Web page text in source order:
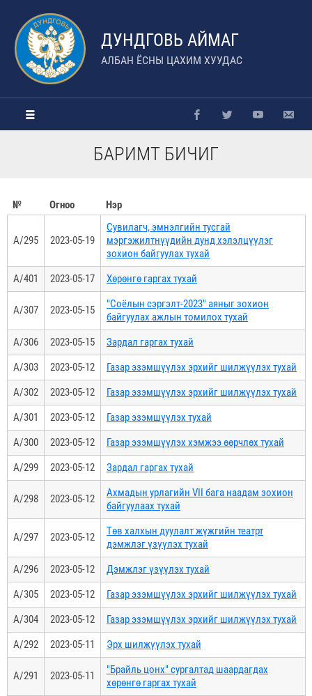
ДУНДГОВЬ АЙМАГ
АЛБАН ЁСНЫ ЦАХИМ ХУУДАС
БАРИМТ БИЧИГ
№ Огноо Нэр
А/295 2023-05-19
Сувилагч, эмнэлгийн тусгай
мэргэжилтнүүдийн дунд хэлэлцүүлэг
зохион байгуулах тухай
А/401
2023-05-17 Хөрөнгө гаргах тухай
А/307 2023-05-15
"Соёлын сэргэлт-2023" аяныг зохион
байгуулах ажлын томилох тухай
А/306
2023-05-15
Зардал гаргах тухай
А/303
2023-05-12
Газар эзэмшүүлэх эрхийг шилжүүлэх тухай
А/302
2023-05-12
Газар эзэмшүүлэх эрхийг шилжүүлэх тухай
А/301
2023-05-12
Газар эзэмшүүлэх тухай
А/300
2023-05-12
Газар эзэмшүүлэх хэмжээ өөрчлөх тухай
А/299
2023-05-12 Зардал гаргах тухай
А/298 2023-05-12
Ахмадын урлагийн VII бага наадам зохион
байгуулаах тухай
А/297 2023-05-12
Төв халхын дуулалт жүжгийн театрт
дэмжлэг үзүүлэх тухай
А/296
2023-05-12
Дэмжлэг үзүүлэх тухай
А/305
2023-05-12
Газар эзэмшүүлэх эрхийг шилжүүлэх тухай
А/304
2023-05-12
Газар эзэмшүүлэх эрхийг шилжүүлэх тухай
А/292
2023-05-11 Эрх шилжүүлэх тухай
А/291 2023-05-11
"Брайль цонх" сургалтад шаардагдах
хөрөнгө гаргах тухай